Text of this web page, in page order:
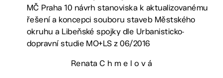
MČ Praha 10 návrh stanoviska k aktualizovanému
řešení a koncepci souboru staveb Městského
okruhu a Libeňské spojky dle Urbanisticko-
dopravní studie MO+LS z 06/2016
Renata C h m e l o v á